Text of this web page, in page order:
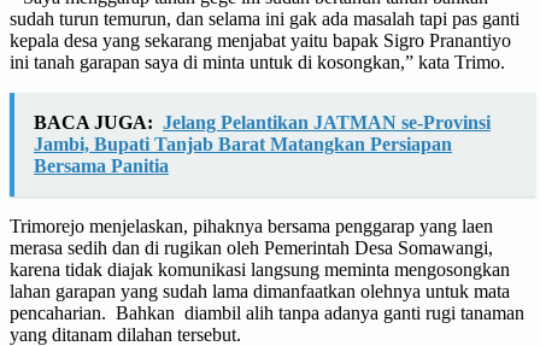
sudah turun temurun, dan selama ini gak ada masalah tapi pas ganti
kepala desa yang sekarang menjabat yaitu bapak Sigro Pranantiyo
ini tanah garapan saya di minta untuk di kosongkan,” kata Trimo.
BACA JUGA: Jelang Pelantikan JATMAN se-Provinsi
Jambi, Bupati Tanjab Barat Matangkan Persiapan
Bersama Panitia
Trimorejo menjelaskan, pihaknya bersama penggarap yang laen
merasa sedih dan di rugikan oleh Pemerintah Desa Somawangi,
karena tidak diajak komunikasi langsung meminta mengosongkan
lahan garapan yang sudah lama dimanfaatkan olehnya untuk mata
pencaharian. Bahkan diambil alih tanpa adanya ganti rugi tanaman
yang ditanam dilahan tersebut.